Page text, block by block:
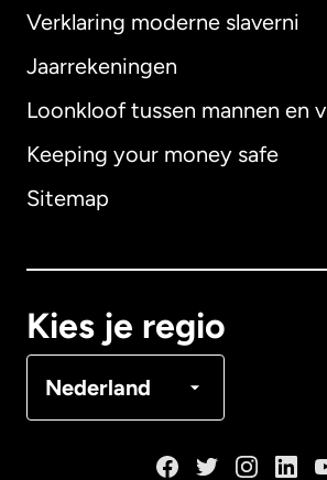
Verklaring moderne slaverni
Jaarrekeningen
Loonkloof tussen mannen en
Keeping your money safe
Sitemap
Kies je regio
Nederland
Internationaal English
Australië